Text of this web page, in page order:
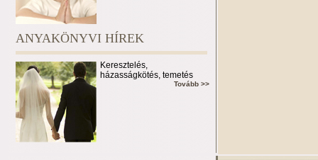
ANYAKÖNYVI HÍREK
Keresztelés,
házasságkötés, temetés
Tovább >>